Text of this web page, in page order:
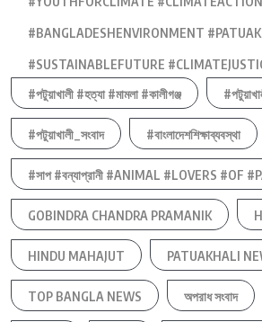
#BANGLADESHENVIRONMENT
#SUSTAINABLEFUTURE
#পটুয়াখালী #হত্যা #মামলা #কালীগঞ্জ
#পটুয়াখালী_সংবাদ #বাংলাদেশশিক্ষাব্যবস্থা
#সাপ #বন্যাপ্রানী #ANIMAL #LOVERS #OF
GOBINDRA CHANDRA PRAMANIK
HINDU MAHAJUT PATUAKHALI
TOP BANGLA NEWS অপরাধ সংবাদ